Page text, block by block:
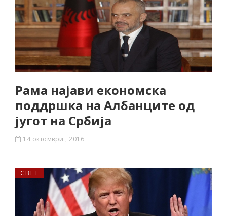
Рама најави економска
поддршка на Албанците од
југот на Србија
14 октомври , 2016
СВЕТ